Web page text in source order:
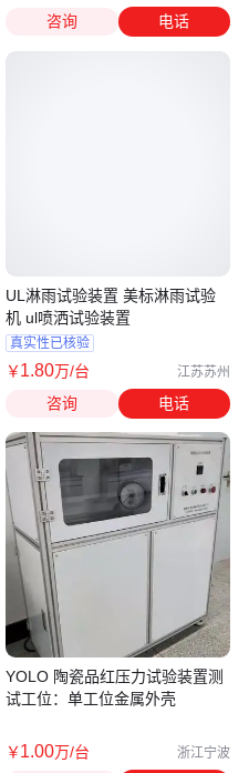
咨询 电话
UL淋雨试验装置 美标淋雨试验
机 ul喷洒试验装置
真实性已核验
￥1.80万/台 江苏苏州
咨询 电话
YOLO 陶瓷品红压力试验装置测
试工位：单工位金属外壳
￥1.00万/台 浙江宁波